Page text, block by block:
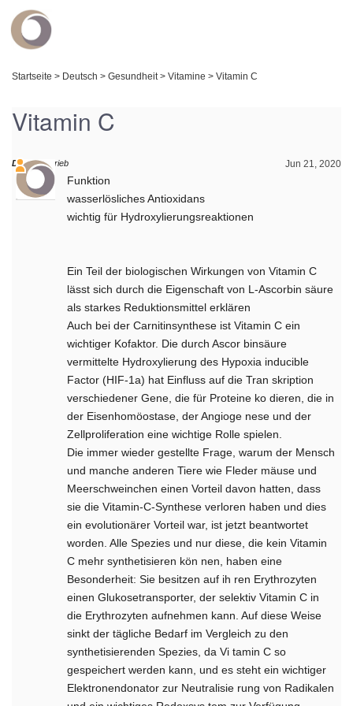
Startseite > Deutsch > Gesundheit > Vitamine > Vitamin C
Vitamin C
Jun 21, 2020
Daniel schrieb
Funktion
wasserlösliches Antioxidans
wichtig für Hydroxylierungsreaktionen
Ein Teil der biologischen Wirkungen von Vitamin C
lässt sich durch die Eigenschaft von L-Ascorbin­ säure
als starkes Reduktionsmittel erklären
Auch bei der Carnitinsynthese ist Vi­tamin C ein
wichtiger Kofaktor. Die durch Ascor­ binsäure
vermittelte Hydroxylierung des Hypoxia inducible
Factor (HIF-1a) hat Einfluss auf die Tran­ skription
verschiedener Gene, die für Proteine ko­ dieren, die in
der Eisenhomöostase, der Angioge­ nese und der
Zellproliferation eine wichtige Rolle spielen.
Die immer wieder gestellte Frage, warum der Mensch
und manche anderen Tiere wie Fleder­ mäuse und
Meerschweinchen einen Vorteil davon hatten, dass
sie die Vitamin-C-Synthese verloren haben und dies
ein evolutionärer Vorteil war, ist jetzt beantwortet
worden. Alle Spezies und nur diese, die kein Vitamin
C mehr synthetisieren kön­ nen, haben eine
Besonderheit: Sie besitzen auf ih­ ren Erythrozyten
einen Glukosetransporter, der selektiv Vitamin C in
die Erythrozyten aufnehmen kann. Auf diese Weise
sinkt der tägliche Bedarf im Vergleich zu den
synthetisierenden Spezies, da Vi­ tamin C so
gespeichert werden kann, und es steht ein wichtiger
Elektronendonator zur Neutralisie­ rung von Radikalen